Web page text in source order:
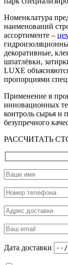
Номенклатура
наименований
ассортименте –
декоративные,
шпатлёвки,
LUXE
пропорциями
Применение в
инновационных
контроль сырья и
безупречного
РАССЧИТАТЬ
Дата доставки